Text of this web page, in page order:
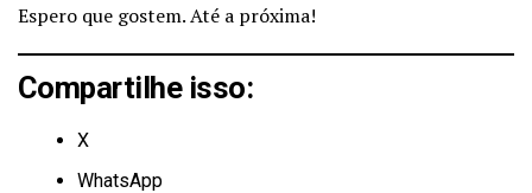
Espero que gostem. Até a próxima!
Compartilhe isso:
X
WhatsApp